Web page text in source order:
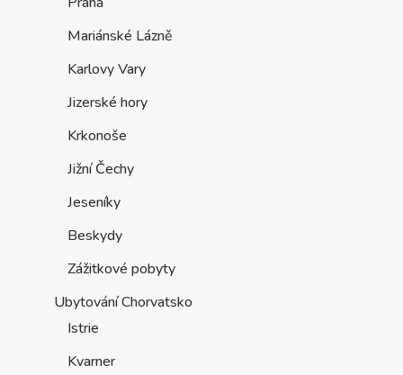
Mariánské Lázně
Karlovy Vary
Jizerské hory
Krkonoše
Jižní Čechy
Jeseníky
Beskydy
Zážitkové pobyty
Ubytování Chorvatsko
Istrie
Kvarner